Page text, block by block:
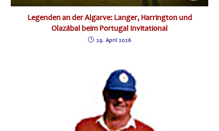
Legenden an der Algarve: Langer, Harrington und
Olazábal beim Portugal Invitational
29. April 2026